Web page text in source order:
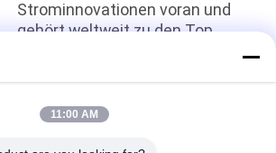
Strominnovationen voran und
gehört weltweit zu den Top
oben
11:00 AM